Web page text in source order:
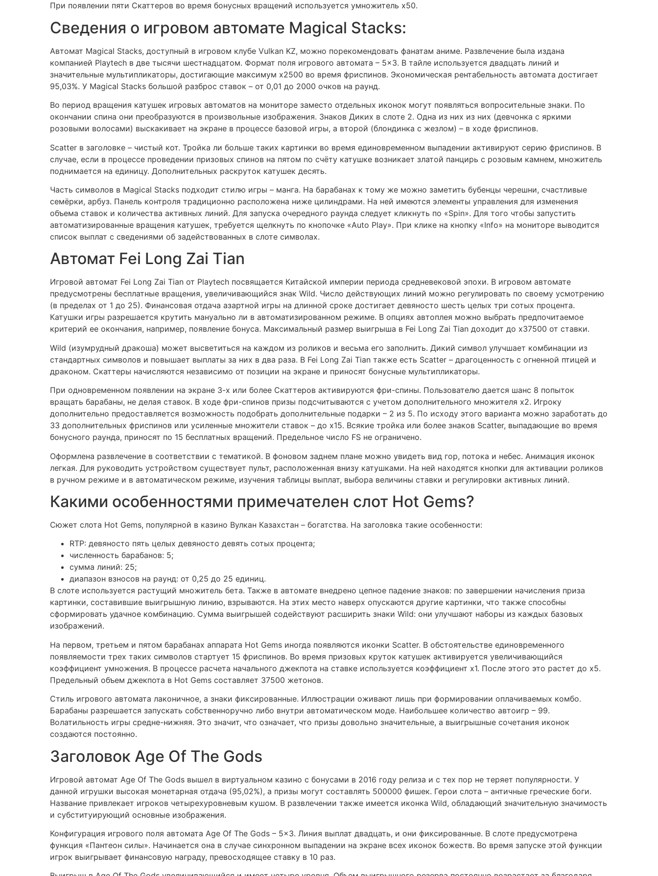
При появлении пяти Скаттеров во время бонусных вращений используется умножитель x50.
Сведения о игровом автомате Magical Stacks:
Автомат Magical Stacks, доступный в игровом клубе Vulkan KZ, можно порекомендовать фанатам аниме. Развлечение была издана
компанией Playtech в две тысячи шестнадцатом. Формат поля игрового автомата – 5×3. В тайле используется двадцать линий и
значительные мультипликаторы, достигающие максимум x2500 во время фриспинов. Экономическая рентабельность автомата достигает
95,03%. У Magical Stacks большой разброс ставок – от 0,01 до 2000 очков на раунд.
Во период вращения катушек игровых автоматов на мониторе заместо отдельных иконок могут появляться вопросительные знаки. По
окончании спина они преобразуются в произвольные изображения. Знаков Диких в слоте 2. Одна из них из них (девчонка с яркими
розовыми волосами) выскакивает на экране в процессе базовой игры, а второй (блондинка с жезлом) – в ходе фриспинов.
Scatter в заголовке – чистый кот. Тройка ли больше таких картинки во время единовременном выпадении активируют серию фриспинов. В
случае, если в процессе проведении призовых спинов на пятом по счёту катушке возникает златой панцирь с розовым камнем, множитель
поднимается на единицу. Дополнительных раскруток катушек десять.
Часть символов в Magical Stacks подходит стилю игры – манга. На барабанах к тому же можно заметить бубенцы черешни, счастливые
семёрки, арбуз. Панель контроля традиционно расположена ниже цилиндрами. На ней имеются элементы управления для изменения
объема ставок и количества активных линий. Для запуска очередного раунда следует кликнуть по «Spin». Для того чтобы запустить
автоматизированные вращения катушек, требуется щелкнуть по кнопочке «Auto Play». При клике на кнопку «Info» на мониторе выводится
список выплат с сведениями об задействованных в слоте символах.
Автомат Fei Long Zai Tian
Игровой автомат Fei Long Zai Tian от Playtech посвящается Китайской империи периода средневековой эпохи. В игровом автомате
предусмотрены бесплатные вращения, увеличивающийся знак Wild. Число действующих линий можно регулировать по своему усмотрению
(в пределах от 1 до 25). Финансовая отдача азартной игры на длинной сроке достигает девяносто шесть целых три сотых процента.
Катушки игры разрешается крутить мануально ли в автоматизированном режиме. В опциях автоплея можно выбрать предпочитаемое
критерий ее окончания, например, появление бонуса. Максимальный размер выигрыша в Fei Long Zai Tian доходит до x37500 от ставки.
Wild (изумрудный дракоша) может высветиться на каждом из роликов и весьма его заполнить. Дикий символ улучшает комбинации из
стандартных символов и повышает выплаты за них в два раза. В Fei Long Zai Tian также есть Scatter – драгоценность с огненной птицей и
драконом. Скаттеры начисляются независимо от позиции на экране и приносят бонусные мультипликаторы.
При одновременном появлении на экране 3-х или более Скаттеров активируются фри-спины. Пользователю дается шанс 8 попыток
вращать барабаны, не делая ставок. В ходе фри-спинов призы подсчитываются с учетом дополнительного множителя x2. Игроку
дополнительно предоставляется возможность подобрать дополнительные подарки – 2 из 5. По исходу этого варианта можно заработать до
33 дополнительных фриспинов или усиленные множители ставок – до x15. Всякие тройка или более знаков Scatter, выпадающие во время
бонусного раунда, приносят по 15 бесплатных вращений. Предельное число FS не ограничено.
Оформлена развлечение в соответствии с тематикой. В фоновом заднем плане можно увидеть вид гор, потока и небес. Анимация иконок
легкая. Для руководить устройством существует пульт, расположенная внизу катушками. На ней находятся кнопки для активации роликов
в ручном режиме и в автоматическом режиме, изучения таблицы выплат, выбора величины ставки и регулировки активных линий.
Какими особенностями примечателен слот Hot Gems?
Сюжет слота Hot Gems, популярной в казино Вулкан Казахстан – богатства. На заголовка такие особенности:
RTP: девяносто пять целых девяносто девять сотых процента;
численность барабанов: 5;
сумма линий: 25;
диапазон взносов на раунд: от 0,25 до 25 единиц.
В слоте используется растущий множитель бета. Также в автомате внедрено цепное падение знаков: по завершении начисления приза
картинки, составившие выигрышную линию, взрываются. На этих место наверх опускаются другие картинки, что также способны
сформировать удачное комбинацию. Сумма выигрышей содействуют расширить знаки Wild: они улучшают наборы из каждых базовых
изображений.
На первом, третьем и пятом барабанах аппарата Hot Gems иногда появляются иконки Scatter. В обстоятельстве единовременного
появляемости трех таких символов стартует 15 фриспинов. Во время призовых круток катушек активируется увеличивающийся
коэффициент умножения. В процессе расчета начального джекпота на ставке используется коэффициент x1. После этого это растет до x5.
Предельный объем джекпота в Hot Gems составляет 37500 жетонов.
Стиль игрового автомата лаконичное, а знаки фиксированные. Иллюстрации оживают лишь при формировании оплачиваемых комбо.
Барабаны разрешается запускать собственноручно либо внутри автоматическом моде. Наибольшее количество автоигр – 99.
Волатильность игры средне-нижняя. Это значит, что означает, что призы довольно значительные, а выигрышные сочетания иконок
создаются постоянно.
Заголовок Age Of The Gods
Игровой автомат Age Of The Gods вышел в виртуальном казино с бонусами в 2016 году релиза и с тех пор не теряет популярности. У
данной игрушки высокая монетарная отдача (95,02%), а призы могут составлять 500000 фишек. Герои слота – античные греческие боги.
Название привлекает игроков четырехуровневым кушом. В развлечении также имеется иконка Wild, обладающий значительную значимость
и субституирующий основные изображения.
Конфигурация игрового поля автомата Age Of The Gods – 5×3. Линия выплат двадцать, и они фиксированные. В слоте предусмотрена
функция «Пантеон силы». Начинается она в случае синхронном выпадении на экране всех иконок божеств. Во время запуске этой функции
игрок выигрывает финансовую награду, превосходящее ставку в 10 раз.